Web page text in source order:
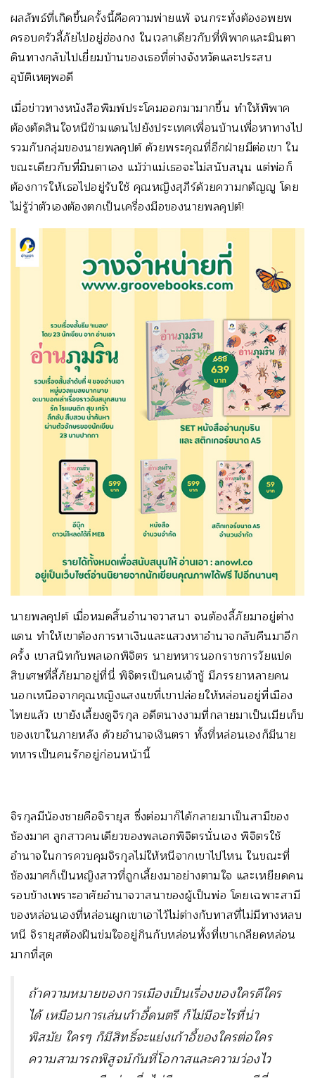
ผลลัพธ์ที่เกิดขึ้นครั้งนี้คือความพ่ายแพ้ จนกระทั่งต้องอพยพ
ครอบครัวลี้ภัยไปอยู่ฮ่องกง ในเวลาเดียวกับที่พิพาคและมินตา
ดินทางกลับไปเยี่ยมบ้านของเธอที่ต่างจังหวัดและประสบ
อุบัติเหตุพอดี
เมื่อข่าวทางหนังสือพิมพ์ประโคมออกมามากขึ้น ทำให้พิพาค
ต้องตัดสินใจหนีข้ามแดนไปยังประเทศเพื่อนบ้านเพื่อหาทางไป
รวมกับกลุ่มของนายพลคุปต์ ด้วยพระคุณที่อีกฝ่ายมีต่อเขา ใน
ขณะเดียวกับที่มินตาเอง แม้ว่าแม่เธอจะไม่สนับสนุน แต่พ่อก็
ต้องการให้เธอไปอยู่รับใช้ คุณหญิงสุภีร์ด้วยความกตัญญู โดย
ไม่รู้ว่าตัวเองต้องตกเป็นเครื่องมือของนายพลคุปต์!
นายพลคุปต์ เมื่อหมดสิ้นอำนาจวาสนา จนต้องลี้ภัยมาอยู่ต่าง
แดน ทำให้เขาต้องการหาเงินและแสวงหาอำนาจกลับคืนมาอีก
ครั้ง เขาสนิทกับพลเอกพิจิตร นายทหารนอกราชการวัยแปด
สิบเศษที่ลี้ภัยมาอยู่ที่นี่ พิจิตรเป็นคนเจ้าชู้ มีภรรยาหลายคน
นอกเหนือจากคุณหญิงแสงแขที่เขาปล่อยให้หล่อนอยู่ที่เมือง
ไทยแล้ว เขายังเลี้ยงดูจิรกุล อดีตนางงามที่กลายมาเป็นเมียเก็บ
ของเขาในภายหลัง ด้วยอำนาจเงินตรา ทั้งที่หล่อนเองก็มีนาย
ทหารเป็นคนรักอยู่ก่อนหน้านี้
จิรกุลมีน้องชายคือจิรายุส ซึ่งต่อมาก็ได้กลายมาเป็นสามีของ
ช้องมาศ ลูกสาวคนเดียวของพลเอกพิจิตรนั่นเอง พิจิตรใช้
อำนาจในการควบคุมจิรกุลไม่ให้หนีจากเขาไปไหน ในขณะที่
ช้องมาศก็เป็นหญิงสาวที่ถูกเลี้ยงมาอย่างตามใจ และเหยียดคน
รอบข้างเพราะอาศัยอำนาจวาสนาของผู้เป็นพ่อ โดยเฉพาะสามี
ของหล่อนเองที่หล่อนผูกเขาเอาไว้ไม่ต่างกับทาสที่ไม่มีทางหลบ
หนี จิรายุสต้องฝืนข่มใจอยู่กินกับหล่อนทั้งที่เขาเกลียดหล่อน
มากที่สุด
ถ้าความหมายของการเมืองเป็นเรื่องของใครดีใคร
ได้ เหมือนการเล่นเก้าอี้ดนตรี ก็ไม่มีอะไรที่น่า
พิสมัย ใครๆ ก็มีสิทธิ์จะแย่งเก้าอี้ของใครต่อใคร
ความสามารถพิสูจน์กันที่โอกาสและความว่องไว